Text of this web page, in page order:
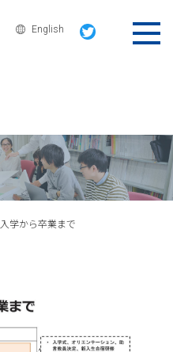
English
入学から卒業まで